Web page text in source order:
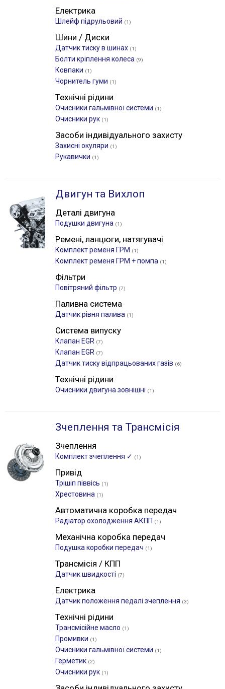
Електрика
Шлейф підрульовий (1)
Шини / Диски
Датчик тиску в шинах (1)
Болти кріплення колеса (9)
Ковпаки (1)
Чорнитель гуми (1)
Технічні рідини
Очисники гальмівної системи (1)
Очисники рук (1)
Засоби індивідуального захисту
Захисні окуляри (1)
Рукавички (1)
Двигун та Вихлоп
Деталі двигуна
Подушки двигуна (1)
Ремені, ланцюги, натягувачі
Комплект ременя ГРМ (1)
Комплект ременя ГРМ + помпа (1)
Фільтри
Повітряний фільтр (7)
Паливна система
Датчик рівня палива (1)
Система випуску
Клапан EGR (7)
Клапан EGR (7)
Датчик тиску відпрацьованих газів (6)
Технічні рідини
Очисники двигуна зовнішні (1)
Зчеплення та Трансмісія
Зчеплення
Комплект зчеплення ✓ (1)
Привід
Трішіп піввісь (1)
Хрестовина (1)
Автоматична коробка передач
Радіатор охолодження АКПП (1)
Механічна коробка передач
Подушка коробки передач (1)
Трансмісія / КПП
Датчик швидкості (7)
Електрика
Датчик положення педалі зчеплення (3)
Технічні рідини
Трансмісійне масло (1)
Промивки (1)
Очисники гальмівної системи (1)
Герметик (2)
Очисники рук (1)